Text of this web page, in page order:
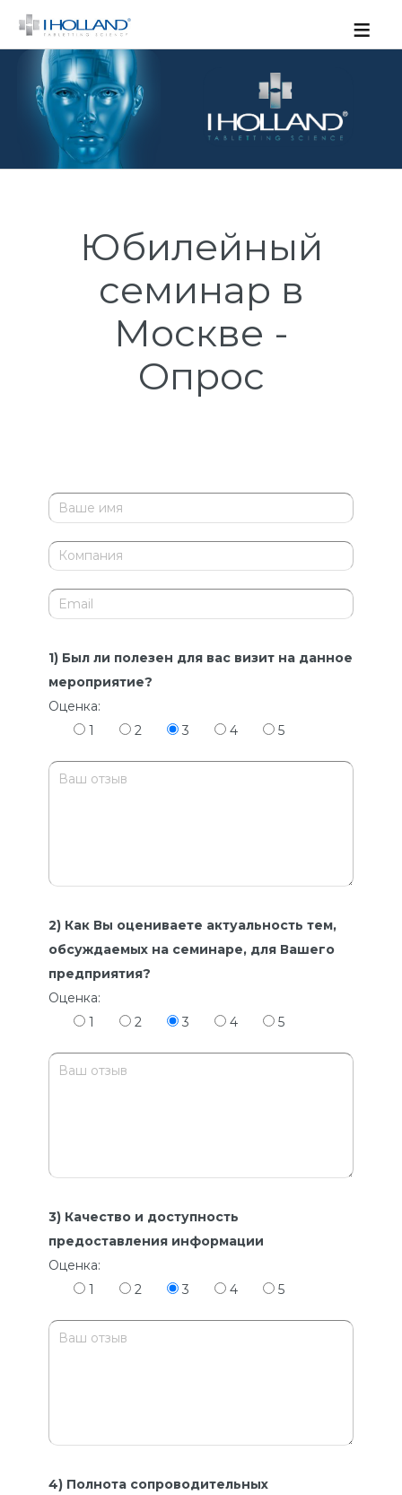
≡
Юбилейный
семинар в
Москве -
Опрос
1) Был ли полезен для вас визит на данное
мероприятие?
Оценка:
1
2 3 4 5
2) Как Вы оцениваете актуальность тем,
обсуждаемых на семинаре, для Вашего
предприятия?
Оценка:
1
2 3 4 5
3) Качество и доступность
предоставления информации
Оценка:
1
2 3 4 5
4) Полнота сопроводительных